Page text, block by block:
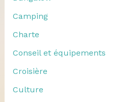
Camping
Charte
Conseil et équipements
Croisière
Culture